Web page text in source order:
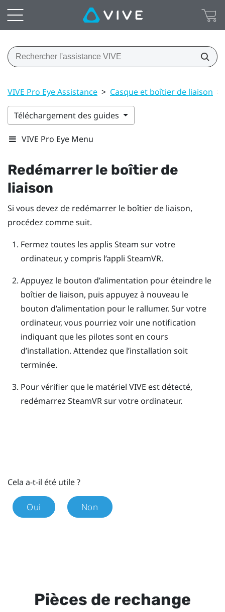
VIVE Pro Eye Assistance > Casque et boîtier de liaison >
Téléchargement des guides
VIVE Pro Eye Menu
Redémarrer le boîtier de
liaison
Si vous devez de redémarrer le boîtier de liaison,
procédez comme suit.
Fermez toutes les applis Steam sur votre
ordinateur, y compris l’appli SteamVR.
Appuyez le bouton d’alimentation pour éteindre le
boîtier de liaison, puis appuyez à nouveau le
bouton d’alimentation pour le rallumer. Sur votre
ordinateur, vous pourriez voir une notification
indiquant que les pilotes sont en cours
d’installation. Attendez que l’installation soit
terminée.
Pour vérifier que le matériel VIVE est détecté,
redémarrez SteamVRsur votre ordinateur.
Cela a-t-il été utile ?
Oui Non
Pièces de rechange